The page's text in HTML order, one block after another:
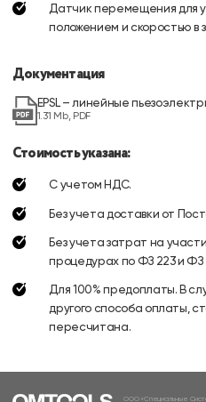
Датчик перемещения для
положением и скоростью в
Документация
EPSL – линейные
1.31 Mb, PDF
Стоимость указана:
С учетом НДС.
Без учета доставки от
Без учета затрат на
процедурах по ФЗ 223 и ФЗ
Для 100% предоплаты. В
другого способа оплаты,
пересчитана.
ООО «Специальные